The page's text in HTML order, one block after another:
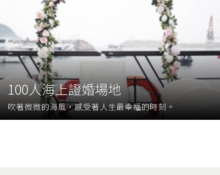
100人海上證婚場地
吹著微微的海風，感受著人生最幸福的時刻。